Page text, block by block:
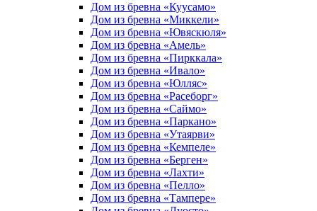
Дом из бревна «Куусамо»
Дом из бревна «Миккели»
Дом из бревна «Ювяскюля»
Дом из бревна «Амель»
Дом из бревна «Пирккала»
Дом из бревна «Ивало»
Дом из бревна «Юлляс»
Дом из бревна «Расеборг»
Дом из бревна «Саймо»
Дом из бревна «Паркано»
Дом из бревна «Утаярви»
Дом из бревна «Кемпеле»
Дом из бревна «Берген»
Дом из бревна «Лахти»
Дом из бревна «Пелло»
Дом из бревна «Тампере»